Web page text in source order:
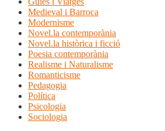
Medieval i Barroca
Modernisme
Novel.la contemporània
Novel.la històrica i ficció
Poesia contemporània
Realisme i Naturalisme
Romanticisme
Pedagogia
Política
Psicologia
Sociologia